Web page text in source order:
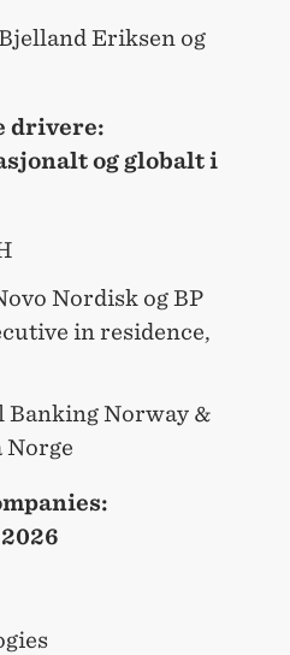
Eriksen og
drivere:
og globalt i
Nordisk og BP
in residence,
Banking Norway &
Norge